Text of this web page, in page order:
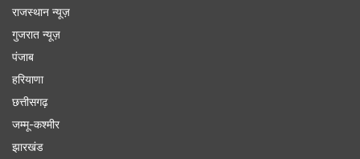
राजस्थान न्यूज़
गुजरात न्यूज़
पंजाब
हरियाणा
छत्तीसगढ़
जम्मू-कश्मीर
झारखंड